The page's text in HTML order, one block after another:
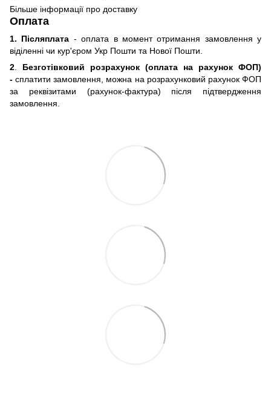
Більше інформації про доставку
Оплата
1. Післяплата - оплата в момент отримання замовлення у
віділенні чи кур'єром Укр Пошти та Нової Пошти.
2
Безготівковий розрахунок (оплата на рахунок ФОП)
-сплатити замовлення, можна на розрахунковий рахунок ФОП
за реквізитами (рахунок-фактура) після підтвердження
замовлення.